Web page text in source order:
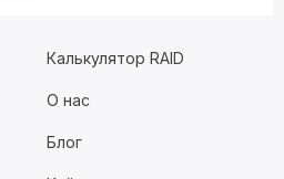
Калькулятор RAID
О нас
Блог